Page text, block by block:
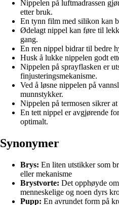
Nippelen på luftmadrassen
etter bruk.
En tynn film med silikon kan
Ødelagt nippel kan føre til
gang.
En ren nippel bidrar til bedre
Husk å lukke nippelen godt
Nippelen på sprayflasken er
finjusteringsmekanisme.
Ved å løsne nippelen på
munnstykker.
Nippelen på termosen sikrer
En tett nippel er avgjørende
optimalt.
Synonymer
Brys: En liten utstikker som
eller mekanisme
Brystvorte: Det opphøyde
menneskelige og noen dyrs
Pupp: En avrundet form på